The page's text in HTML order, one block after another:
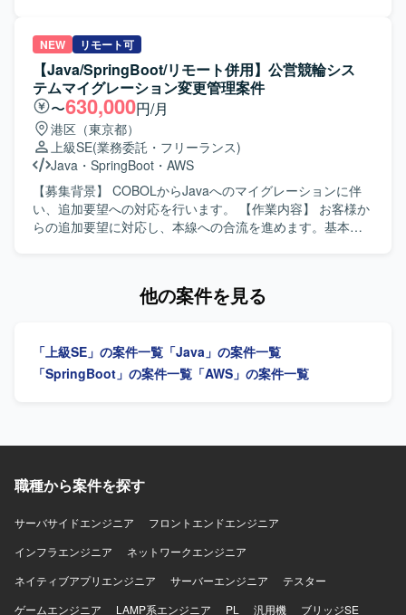
エンドまで幅広い技術スタックや、大規模トラフィックを
扱うシステム設計の知見を深めることができる環境です。
【開発環境】 TypeScript、React、React Native、Java、
SpringBoot、クラウド環境（AWS想定）を用いたシステム
開発となります。
整やレビューなども行っていただきます。 【求める人物
像】 主体的に業務を推進し、関係者と円滑にコミュニケー
ションを取りながらチームをリードできる方を求めており
ます。 【ポジションの魅力】 新規開発プロジェクトの上流
から参画できるため、要件定義からリリースまで一貫して
関わることができ、スキルの幅を広げていただけます。
【開発環境】 JavaおよびSpringBootを用いたWEBシステム
開発環境となります。
NEW リモート可
【Java/SpringBoot/リモート併用】公営競輪シス
テムマイグレーション変更管理案件
〜630,000円/月
港区（東京都）
上級SE(業務委託・フリーランス)
Java ・ SpringBoot ・ AWS
【募集背景】 COBOLからJavaへのマイグレーションに伴
い、追加要望への対応を行います。 【作業内容】 お客様か
らの追加要望に対応し、本線への合流を進めます。基本設
ロジェクトにおいて、設計からテストまで一貫して携わる
他の案件を見る
「上級SE」の案件一覧 「Java」の案件一覧
「SpringBoot」の案件一覧 「AWS」の案件一覧
職種から案件を探す
サーバサイドエンジニア
フロントエンドエンジニア
インフラエンジニア
ネットワークエンジニア
ネイティブアプリエンジニア
サーバーエンジニア
テスター
ゲームエンジニア
LAMP系エンジニア PL 汎用機
ブリッジSE